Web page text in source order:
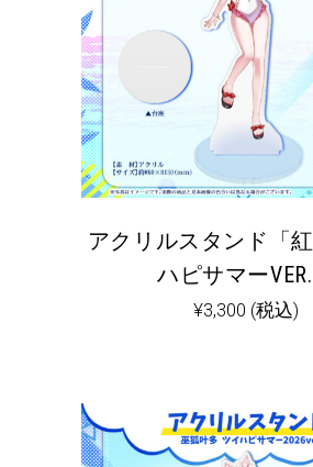
アクリルスタンド「
ハピサマーVER.
¥3,300 (税込)